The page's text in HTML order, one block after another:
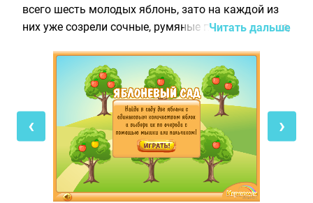
всего шесть молодых яблонь, зато на каждой из
них уже созрели сочные, румяные плоды! Красные,
на подбор! А ты можешь сосчитать, сколько яблок
растёт на каждом дереве? Тогда эта интересная
математическая игра для детей тебе по силам!
Твоя задача - найти деревья с одинаковым
количеством яблок. Как только найдёшь две
такие яблони, сразу же выделяй их по очереди
щелчком мышки. Обрати внимание, что в каждом
уровне будет не одна пара таких деревьев, а
Читать дальше
‹ ›